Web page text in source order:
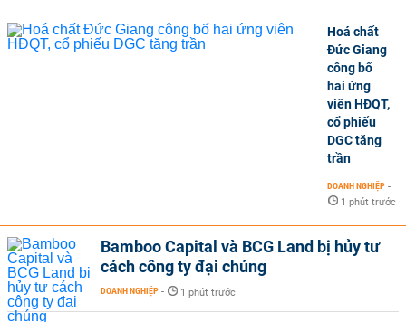
Hoá chất
Đức Giang
công bố
hai ứng
viên HĐQT,
cổ phiếu
DGC tăng
trần
DOANH NGHIỆP -
1 phút trước
Bamboo Capital và BCG Land bị hủy tư
cách công ty đại chúng
DOANH NGHIỆP - 1 phút trước